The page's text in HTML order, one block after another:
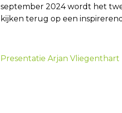
september 2024 wordt het
kijken terug op een
Presentatie Arjan Vliegenthart